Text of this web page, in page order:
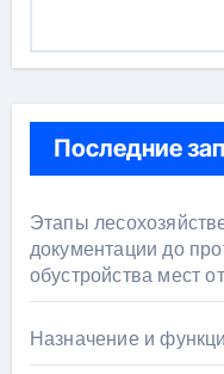
Последние
Этапы
документации до
обустройства мест
Назначение и